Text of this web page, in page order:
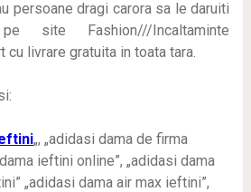
persoane dragi carora sa le daruiti
site Fashion///Incaltaminte
livrare gratuita in toata tara.
„, „adidasi dama de firma
ieftini online”, „adidasi dama
„adidasi dama air max ieftini”,